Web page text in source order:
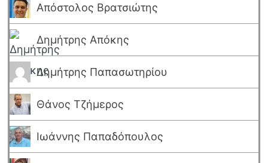
Απόστολος Βρατσιώτης
Δημήτρης Απόκης
Δημήτρης Παπασωτηρίου
Θάνος Τζήμερος
Ιωάννης Παπαδόπουλος